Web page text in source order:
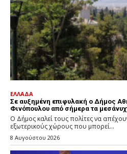
ΕΛΛΑΔΑ
Σε αυξημένη επιφυλακή ο Δήμος
Φινόπουλου από σήμερα τα
Ο Δήμος καλεί τους πολίτες να
εξωτερικούς χώρους που μπορεί...
8 Αυγούστου 2026